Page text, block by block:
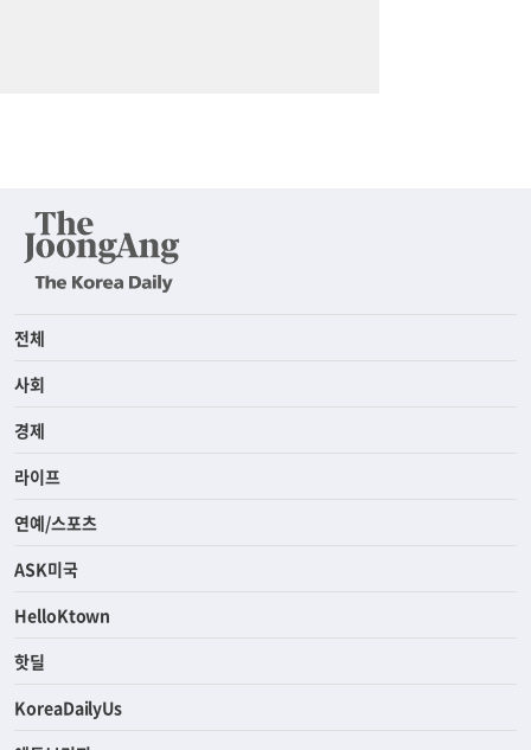
전체
사회
경제
라이프
연예/스포츠
ASK미국
HelloKtown
핫딜